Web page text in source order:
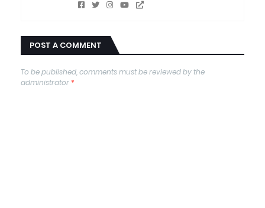
POST A COMMENT
To be published, comments must be reviewed by the
administrator*